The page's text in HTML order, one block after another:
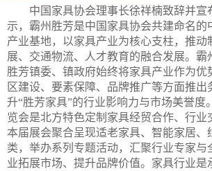
中国家具协会理事长徐祥楠致辞并宣
示，霸州胜芳是中国家具协会共建命名的
产业基地，以家具产业为核心支柱，推动
展、交通物流、人才教育的融合发展。霸
胜芳镇委、镇政府始终将家具产业作为优
区建设、要素保障、品牌推广等方面推出
升“胜芳家具”的行业影响力与市场美誉度
览会是北方特色定制家具经贸合作、行业
本届展会聚合呈现适老家具、智能家居、
类，举办系列专题活动，汇聚行业专家与
业拓展市场、提升品牌价值。家具行业是